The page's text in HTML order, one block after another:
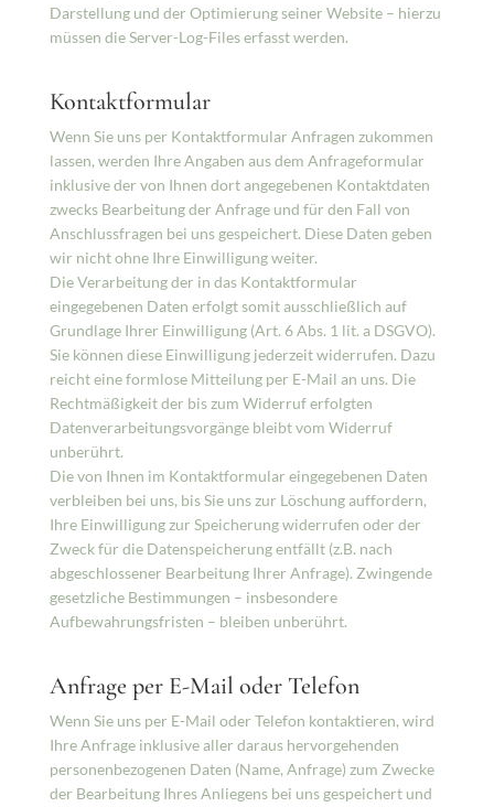
Darstellung und der Optimierung seiner Website – hierzu
müssen die Server-Log-Files erfasst werden.
Kontaktformular
Wenn Sie uns per Kontaktformular Anfragen zukommen
lassen, werden Ihre Angaben aus dem Anfrageformular
inklusive der von Ihnen dort angegebenen Kontaktdaten
zwecks Bearbeitung der Anfrage und für den Fall von
Anschlussfragen bei uns gespeichert. Diese Daten geben
wir nicht ohne Ihre Einwilligung weiter.
Die Verarbeitung der in das Kontaktformular
eingegebenen Daten erfolgt somit ausschließlich auf
Grundlage Ihrer Einwilligung (Art. 6 Abs. 1 lit. a DSGVO).
Sie können diese Einwilligung jederzeit widerrufen. Dazu
reicht eine formlose Mitteilung per E-Mail an uns. Die
Rechtmäßigkeit der bis zum Widerruf erfolgten
Datenverarbeitungsvorgänge bleibt vom Widerruf
unberührt.
Die von Ihnen im Kontaktformular eingegebenen Daten
verbleiben bei uns, bis Sie uns zur Löschung auffordern,
Ihre Einwilligung zur Speicherung widerrufen oder der
Zweck für die Datenspeicherung entfällt (z.B. nach
abgeschlossener Bearbeitung Ihrer Anfrage). Zwingende
gesetzliche Bestimmungen – insbesondere
Aufbewahrungsfristen – bleiben unberührt.
Anfrage per E-Mail oder Telefon
Wenn Sie uns per E-Mail oder Telefon kontaktieren, wird
Ihre Anfrage inklusive aller daraus hervorgehenden
personenbezogenen Daten (Name, Anfrage) zum Zwecke
der Bearbeitung Ihres Anliegens bei uns gespeichert und